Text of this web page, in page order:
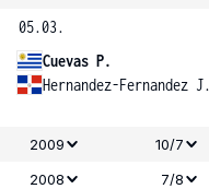
05.03.
Cuevas P.
Hernandez-Fernandez J.
2009 10/7
2008
7/8